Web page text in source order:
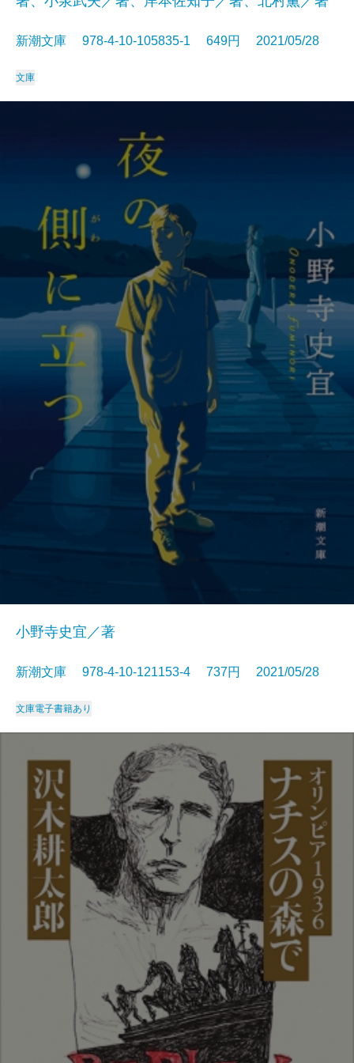
新潮文庫 978-4-10-105835-1 649円 2021/05/28
文庫
小野寺史宜／著
新潮文庫 978-4-10-121153-4 737円 2021/05/28
文庫電子書籍あり